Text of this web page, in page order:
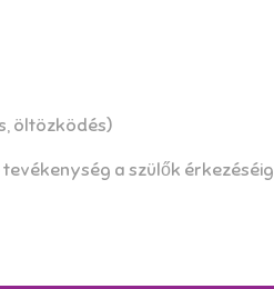
öltözködés)
a szülők érkezéséig